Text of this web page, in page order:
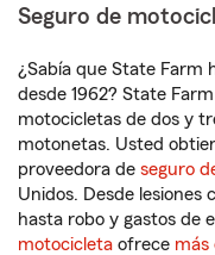
Seguro de
¿Sabía que State Farm
desde 1962? State
motocicletas de dos y
motonetas. Usted
proveedora de seguro
Unidos. Desde lesiones
hasta robo y gastos de
motocicleta ofrece más